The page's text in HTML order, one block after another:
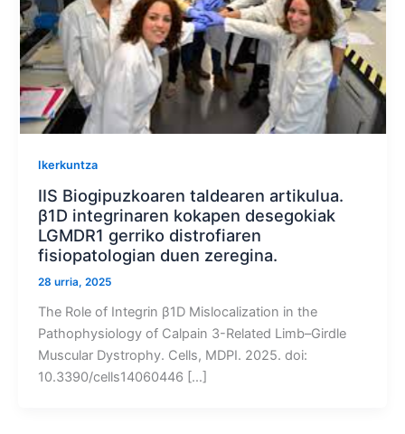
Ikerkuntza
IIS Biogipuzkoaren taldearen artikulua.
β1D integrinaren kokapen desegokiak
LGMDR1 gerriko distrofiaren
fisiopatologian duen zeregina.
28 urria, 2025
The Role of Integrin β1D Mislocalization in the
Pathophysiology of Calpain 3-Related Limb–Girdle
Muscular Dystrophy. Cells, MDPI. 2025. doi:
10.3390/cells14060446 […]